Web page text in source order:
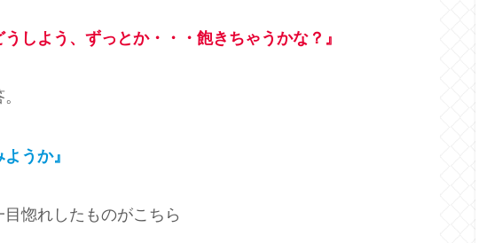
しよう、ずっとか・・・飽きちゃうかな？』
うか』
惚れしたものがこちら